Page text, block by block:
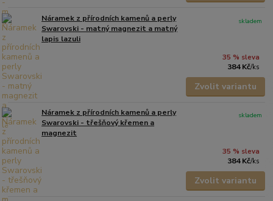
Náramek z přírodních kamenů a perly
Swarovski - matný magnezit a matný
lapis lazuli
35 % sleva
384 Kč/ks
skladem
Zvolit variantu
Náramek z přírodních kamenů a perly
Swarovski - třešňový křemen a
magnezit
35 % sleva
384 Kč/ks
skladem
Zvolit variantu